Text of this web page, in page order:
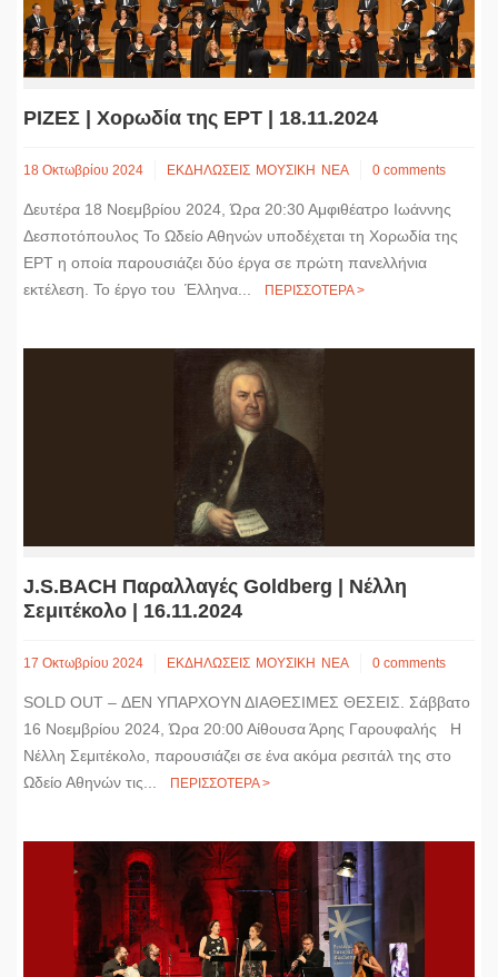
ΡΙΖΕΣ | Χορωδία της ΕΡΤ | 18.11.2024
18 Οκτωβρίου 2024 ΕΚΔΗΛΩΣΕΙΣ ΜΟΥΣΙΚΗ ΝΕΑ 0 comments
Δευτέρα 18 Νοεμβρίου 2024, Ώρα 20:30 Αμφιθέατρο Ιωάννης
Δεσποτόπουλος Το Ωδείο Αθηνών υποδέχεται τη Χορωδία της
ΕΡΤ η οποία παρουσιάζει δύο έργα σε πρώτη πανελλήνια
εκτέλεση. Το έργο του Έλληνα...
ΠΕΡΙΣΣΟΤΕΡΑ >
J.S.BACH Παραλλαγές Goldberg | Νέλλη
Σεμιτέκολο | 16.11.2024
17 Οκτωβρίου 2024 ΕΚΔΗΛΩΣΕΙΣ ΜΟΥΣΙΚΗ ΝΕΑ 0 comments
SOLD OUT – ΔΕΝ ΥΠΑΡΧΟΥΝ ΔΙΑΘΕΣΙΜΕΣ ΘΕΣΕΙΣ. Σάββατο
16 Νοεμβρίου 2024, Ώρα 20:00 Αίθουσα Άρης Γαρουφαλής Η
Νέλλη Σεμιτέκολο, παρουσιάζει σε ένα ακόμα ρεσιτάλ της στο
Ωδείο Αθηνών τις...
ΠΕΡΙΣΣΟΤΕΡΑ >